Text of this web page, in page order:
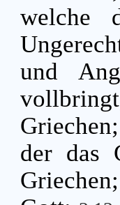
welche
und
Griechen;
der das
Griechen;